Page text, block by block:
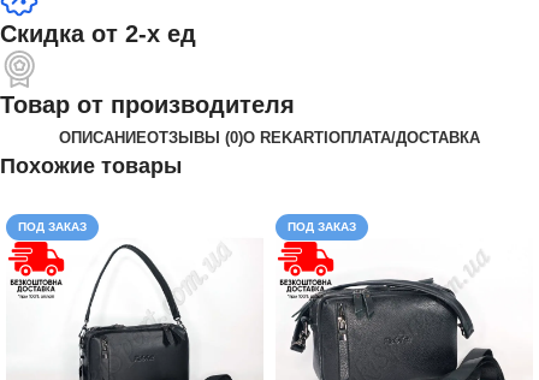
Скидка от 2-х ед
Товар от производителя
ОПИСАНИЕОТЗЫВЫ (0)О REKARTI ОПЛАТА/ДОСТАВКА
Похожие товары
ПОД ЗАКАЗ ПОД ЗАКАЗ